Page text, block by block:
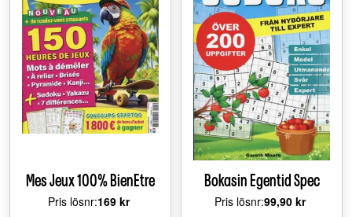
Mes Jeux 100% BienEtre
Pris lösnr:Price:
169 kr
Bokasin Egentid Spec
Pris lösnr:Price:
99,90 kr